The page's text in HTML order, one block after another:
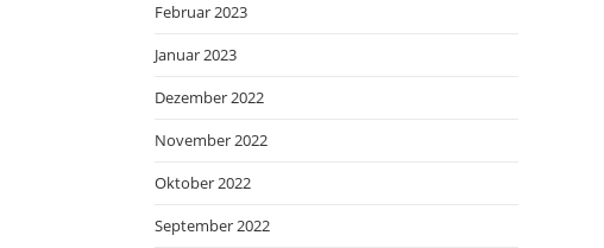
Februar 2023
Januar 2023
Dezember 2022
November 2022
Oktober 2022
September 2022